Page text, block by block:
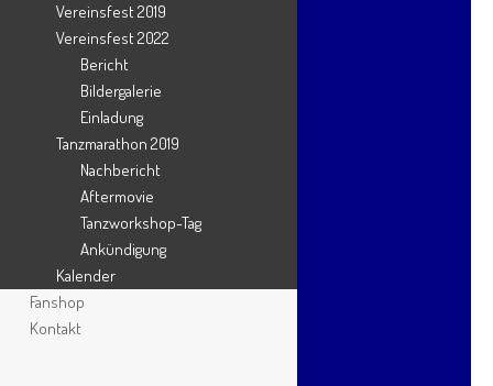
Mai 2024
April 2024
März 2024
Februar 2024
Januar 2024
Dezember 2023
Oktober 2023
September 2023
August 2023
Vereinsfest 2019
Vereinsfest 2022
Bericht
Bildergalerie
Einladung
Tanzmarathon 2019
Nachbericht
Aftermovie
Tanzworkshop-Tag
Ankündigung
Kalender
Fanshop
Kontakt